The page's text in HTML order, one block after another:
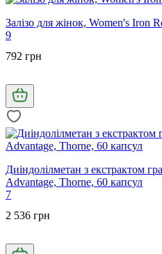
Залізо для жінок, Women's Iron
9
792 грн
Диіндолілметан з екстрактом
Advantage, Thorne, 60 капсул
7
2 536 грн